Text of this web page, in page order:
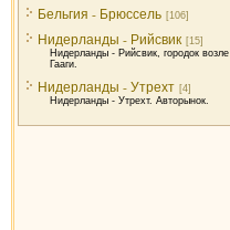
Бельгия - Брюссель [106]
Нидерланды - Рийсвик [15]
Нидерланды - Рийсвик, городок возле
Гааги.
Нидерланды - Утрехт [4]
Нидерланды - Утрехт. Авторынок.